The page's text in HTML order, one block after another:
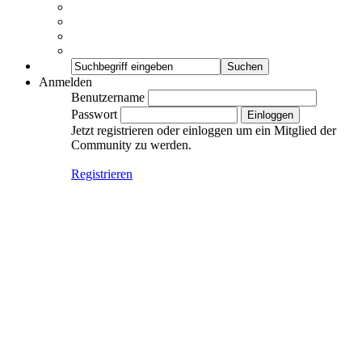
Anmelden
Benutzername
Passwort
Jetzt registrieren oder einloggen um ein Mitglied der
Community zu werden.
Registrieren